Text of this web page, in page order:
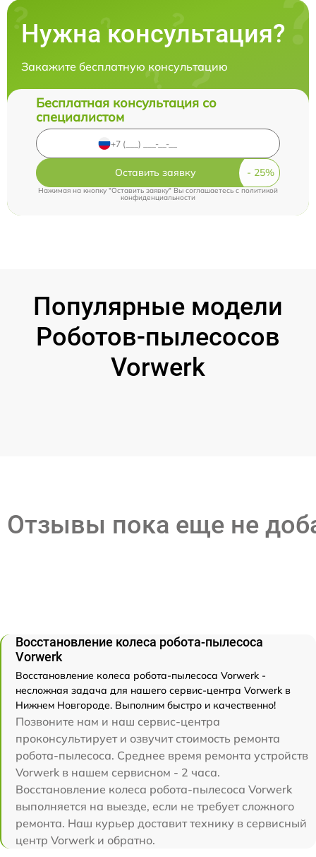
Нужна консультация?
Закажите бесплатную консультацию
Бесплатная консультация со
специалистом
Оставить заявку
Нажимая на кнопку "Оставить заявку" Вы соглашаетесь c политикой
конфиденциальности
Популярные модели
Роботов-пылесосов
Vorwerk
Отзывы пока еще не
Восстановление колеса робота-пылесоса
Vorwerk
Восстановление колеса робота-пылесоса Vorwerk -
несложная задача для нашего сервис-центра Vorwerk в
Нижнем Новгороде. Выполним быстро и качественно!
Позвоните нам и наш сервис-центра
проконсультирует и озвучит стоимость ремонта
робота-пылесоса. Среднее время ремонта устройств
Vorwerk в нашем сервисном - 2 часа.
Восстановление колеса робота-пылесоса Vorwerk
выполняется на выезде, если не требует сложного
ремонта. Наш курьер доставит технику в сервисный
центр Vorwerk и обратно.